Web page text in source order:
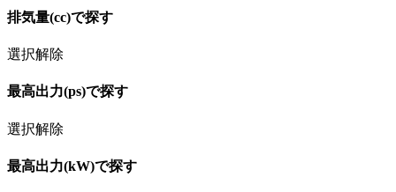
Campingcar OZ（1）
CAR FACTORY TARBOW（1）
CAR SHOP ASSIST（1）
CASITA TEXAS（1）
CRAFTBOX（3）
D-Craft（1）
排気量(cc)で探す
選択解除
最高出力(ps)で探す
選択解除
最高出力(kW)で探す